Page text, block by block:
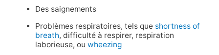
Des saignements
Problèmes respiratoires, tels que shortness of
breath, difficulté à respirer, respiration
laborieuse, ou wheezing